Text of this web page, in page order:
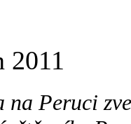
2011
Peruci